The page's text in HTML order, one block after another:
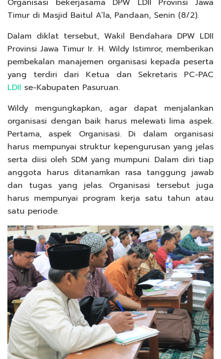
Organisasi bekerjasama DPW LDII Provinsi Jawa
Timur di Masjid Baitul A’la, Pandaan, Senin (8/2).
Dalam diklat tersebut, Wakil Bendahara DPW LDII
Provinsi Jawa Timur Ir. H. Wildy Istimror, memberikan
pembekalan manajemen organisasi kepada peserta
yang terdiri dari Ketua dan Sekretaris PC-PAC
LDII se-Kabupaten Pasuruan.
Wildy mengungkapkan, agar dapat menjalankan
organisasi dengan baik harus melewati lima aspek.
Pertama, aspek Organisasi. Di dalam organisasi
harus mempunyai struktur kepengurusan yang jelas
serta diisi oleh SDM yang mumpuni. Dalam diri tiap
anggota harus ditanamkan rasa tanggung jawab
dan tugas yang jelas. Organisasi tersebut juga
harus mempunyai program kerja satu tahun atau
satu periode.